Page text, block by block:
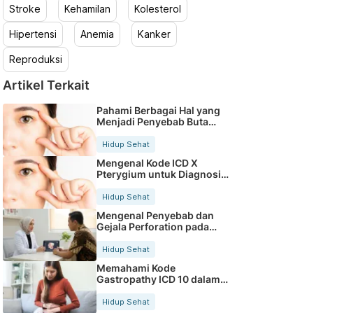
Stroke Kehamilan Kolesterol
Hipertensi Anemia Kanker
Reproduksi
Artikel Terkait
Pahami Berbagai Hal yang
Menjadi Penyebab Buta
Hidup Sehat
Mengenal Kode ICD X
Pterygium untuk Diagnosis
Hidup Sehat
Mengenal Penyebab dan
Gejala Perforation pada
Tubuh
Hidup Sehat
Memahami Kode
Gastropathy ICD 10 dalam
Rekam Medis Pasien
Hidup Sehat